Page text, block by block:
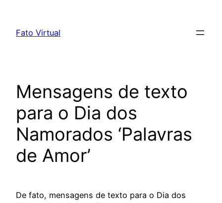
content
Fato Virtual
Mensagens de texto
para o Dia dos
Namorados ‘Palavras
de Amor’
De fato, mensagens de texto para o Dia dos